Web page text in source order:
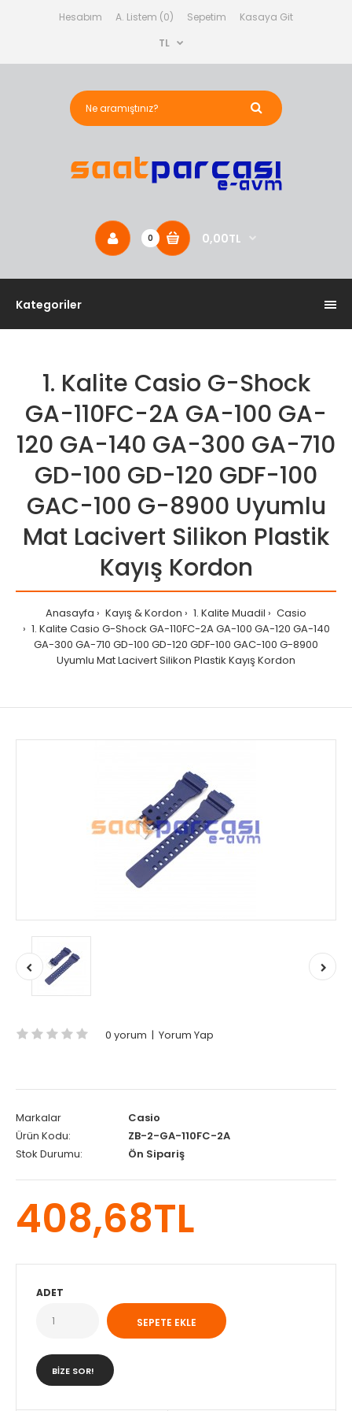
Hesabım A. Listem (0) Sepetim
Kasaya Git
TL
0 0,00TL
Kategoriler
1. Kalite Casio G-Shock
GA-110FC-2A GA-100 GA-
120 GA-140 GA-300 GA-710
GD-100 GD-120 GDF-100
GAC-100 G-8900 Uyumlu
Mat Lacivert Silikon Plastik
Kayış Kordon
Anasayfa Kayış & Kordon 1. Kalite Muadil
Casio
1. Kalite Casio G-Shock GA-110FC-2A GA-100 GA-120 GA-140
GA-300 GA-710 GD-100 GD-120 GDF-100 GAC-100 G-8900
Uyumlu Mat Lacivert Silikon Plastik Kayış Kordon
0 yorum | Yorum Yap
Markalar
Casio
Ürün Kodu:
ZB-2-GA-110FC-2A
Stok Durumu:
Ön Sipariş
408,68TL
ADET
BIZE SOR!